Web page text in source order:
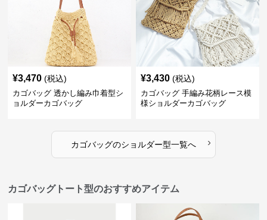
¥3,470 (税込)
カゴバッグ 透かし編み巾着型シ
ョルダーカゴバッグ
¥3,430 (税込)
カゴバッグ 手編み花柄レース模
様ショルダーカゴバッグ
カゴバッグのショルダー型一覧へ ›
カゴバッグトート型のおすすめアイテム